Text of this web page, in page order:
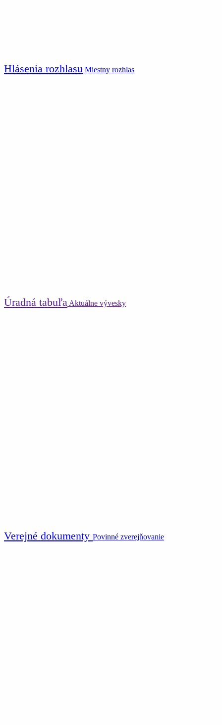
Hlásenia rozhlasu Miestny rozhlas
Úradná tabuľa Aktuálne vývesky
Verejné dokumenty Povinné zverejňovanie